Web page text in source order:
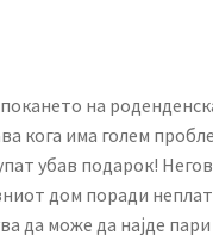
на
кога има голем
убав подарок!
дом поради
да може да најде пари